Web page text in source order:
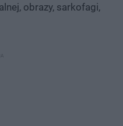
obrazy, sarkofagi,